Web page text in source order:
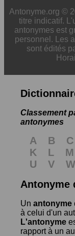
Antonyme.org ©
titre indicatif.
antonymes est
personnel. Les
sont édités
Classement
antonymes
A B C
K
L M
U
V W
Antonyme
Un antonyme
à celui d'un
L'antonyme
rapport à un